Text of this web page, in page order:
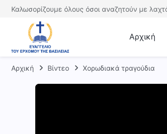
Καλωσορίζουμε όλους όσοι αναζητούν με
Αρχική
Αρχική Βίντεο Χορωδιακά τραγούδια